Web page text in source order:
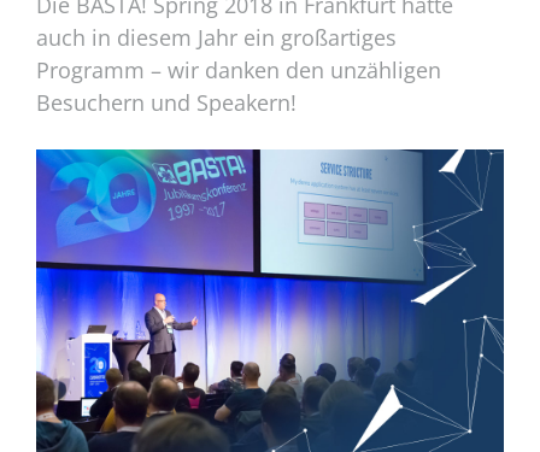
auch in diesem Jahr ein großartiges
Programm – wir danken den unzähligen
Besuchern und Speakern!